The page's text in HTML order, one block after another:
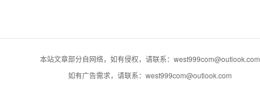
本站文章部分自网络，如有侵权，请联系：west999com@outlook.com
如有广告需求，请联系：west999com@outlook.com